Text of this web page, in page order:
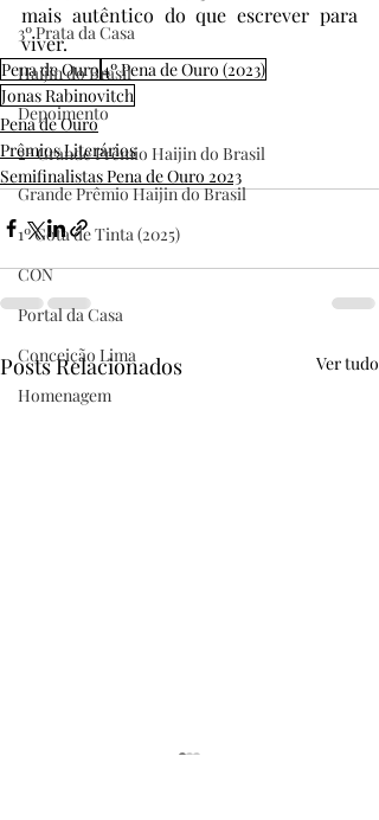
3º Prata da Casa
Haijin do Brasil
Depoimento
2º Grande Prêmio Haijin do Brasil
Grande Prêmio Haijin do Brasil
1º Gota de Tinta (2025)
CON
Portal da Casa
Conceição Lima
Homenagem
mais autêntico do que escrever para
viver.
Pena de Ouro4º Pena de Ouro (2023)
Jonas Rabinovitch
Pena de Ouro
Prêmios Literários
Semifinalistas Pena de Ouro 2023
Posts Relacionados Ver tudo